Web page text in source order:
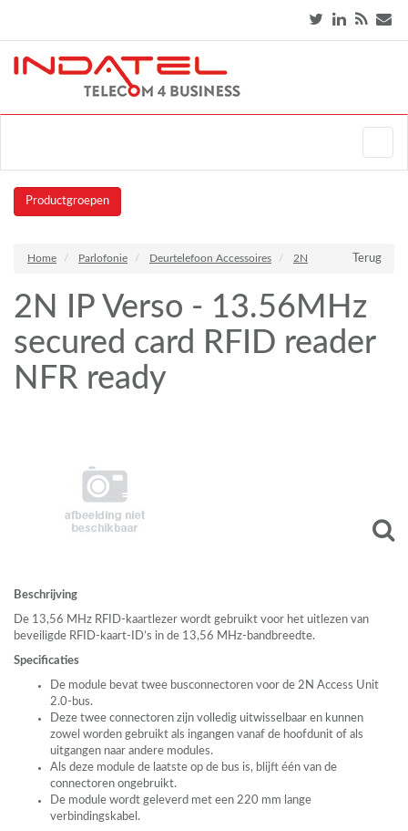
Productgroepen
Terug
Home Parlofonie Deurtelefoon Accessoires 2N
2N IP Verso - 13.56MHz
secured card RFID reader
NFR ready
Beschrijving
De 13,56 MHz RFID-kaartlezer wordt gebruikt voor het uitlezen van
beveiligde RFID-kaart-ID’s in de 13,56 MHz-bandbreedte.
Specificaties
De module bevat twee busconnectoren voor de 2N Access Unit
2.0-bus.
Deze twee connectoren zijn volledig uitwisselbaar en kunnen
zowel worden gebruikt als ingangen vanaf de hoofdunit of als
uitgangen naar andere modules.
Als deze module de laatste op de bus is, blijft één van de
connectoren ongebruikt.
De module wordt geleverd met een 220 mm lange
verbindingskabel.